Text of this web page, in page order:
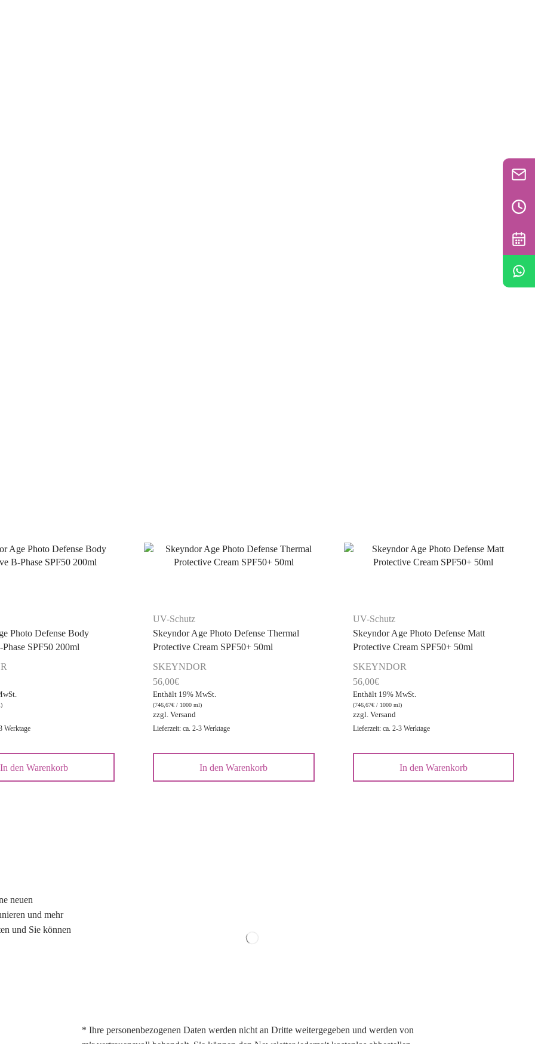
Photo Defense Body
SPF50 200ml
Werktage
In den Warenkorb
UV-Schutz
Skeyndor Age Photo Defense Thermal
Protective Cream SPF50+ 50ml
SKEYNDOR
56,00€
Enthält 19% MwSt.
(746,67€ / 1000 ml)
zzgl. Versand
Lieferzeit: ca. 2-3 Werktage
In den Warenkorb
UV-Schutz
Skeyndor Age Photo Defense Matt
Protective Cream SPF50+ 50ml
SKEYNDOR
56,00€
Enthält 19% MwSt.
(746,67€/ 1000 ml)
zzgl. Versand
Lieferzeit: ca. 2-3 Werktage
In den Warenkorb
neuen
und mehr
und Sie können
* Ihre personenbezogenen Daten werden nicht an Dritte weitergegeben und werden von